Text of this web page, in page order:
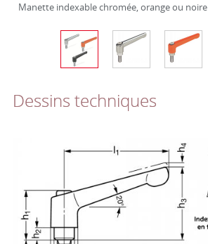
Manette indexable chromée, orange ou noire
Dessins techniques